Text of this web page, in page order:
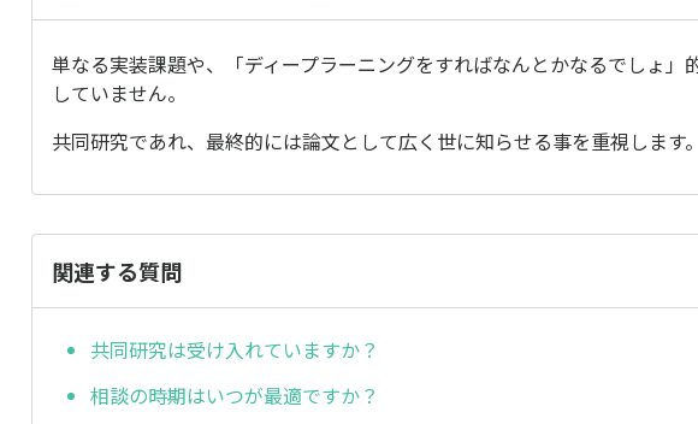
単なる実装課題や、「ディープラーニングをすればなんとかなるでしょ」
していません。
共同研究であれ、最終的には論文として広く世に知らせる事を重視します。
関連する質問
共同研究は受け入れていますか？
相談の時期はいつが最適ですか？